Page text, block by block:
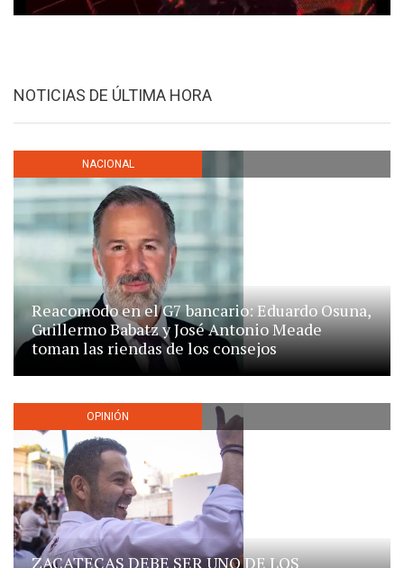
NOTICIAS DE ÚLTIMA HORA
NACIONAL
Reacomodo en el G7 bancario: Eduardo Osuna,
Guillermo Babatz y José Antonio Meade
toman las riendas de los consejos
OPINIÓN
ZACATECAS DEBE SER UNO DE LOS